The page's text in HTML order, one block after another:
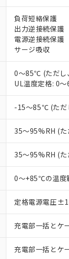
負荷短絡保護
出力逆接続保護
電源逆接続保護
サージ吸収
0～85℃ (ただし
UL温度定格: 0
-15～85℃ (ただ
35～95%RH (
35～95%RH (
0～+85℃の温度
定格電源電圧
充電部一括とケ
充電部一括とケ
以
仕
が
*EU
フタ
ル（
但し
フタ
部
※3
下
51
※
ま
「
「
Pb(
「
味
「
－